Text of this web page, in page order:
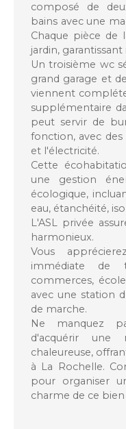
composé de
bains avec une
Chaque pièce de
jardin,
Un troisième wc
grand garage et
viennent
supplémentaire
peut servir de
fonction, avec
et l'électricité.
Cette
une gestion
écologique,
eau, étanchéité,
L'ASL privée
harmonieux.
Vous
immédiate de
commerces,
avec une station
de marche.
Ne manquez
d'acquérir une
chaleureuse,
à La Rochelle.
pour organiser
charme de ce